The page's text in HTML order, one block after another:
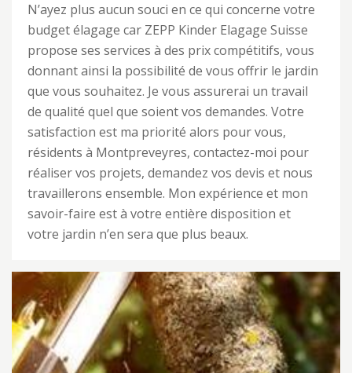
N’ayez plus aucun souci en ce qui concerne votre
budget élagage car ZEPP Kinder Elagage Suisse
propose ses services à des prix compétitifs, vous
donnant ainsi la possibilité de vous offrir le jardin
que vous souhaitez. Je vous assurerai un travail
de qualité quel que soient vos demandes. Votre
satisfaction est ma priorité alors pour vous,
résidents à Montpreveyres, contactez-moi pour
réaliser vos projets, demandez vos devis et nous
travaillerons ensemble. Mon expérience et mon
savoir-faire est à votre entière disposition et
votre jardin n’en sera que plus beaux.